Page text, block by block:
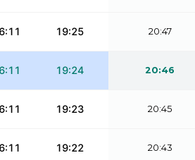
19:25 20:47
19:24 20:46
19:23 20:45
19:22 20:43